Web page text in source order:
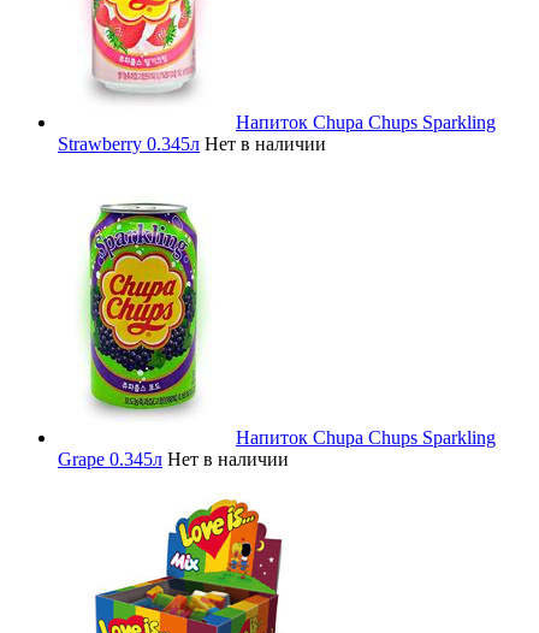
Напиток Chupa Chups Sparkling
Strawberry 0.345л Нет в наличии
Напиток Chupa Chups Sparkling
Grape 0.345л Нет в наличии